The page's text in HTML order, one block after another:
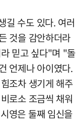
길 수도 있다. 여러
것을 감안하더라
믿고 싶다"며 "돌
언제나 아이였다.
조차 생기게 해주
로소 조금씩 채워
영은 둘째 임신을